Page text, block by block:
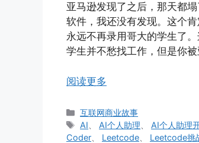
亚马逊发现了之后，那天都
软件，我还没有发现。这个
永远不再录用哥大的学生了
学生并不愁找工作，但是你
阅读更多
分
类
互联网商业故事
标
签
AI AI个人助理 AI个人助理
Coder
Leetcode Leetcode挑